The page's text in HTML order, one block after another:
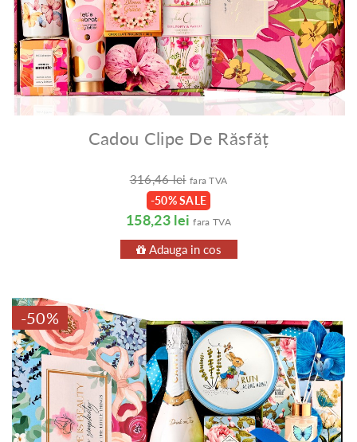
Cadou Clipe De Răsfăț
316,46 lei fara TVA
-50% SALE
158,23 lei fara TVA
Adauga in cos
-50%